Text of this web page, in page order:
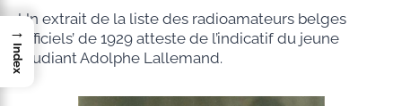
Un extrait de la liste des radioamateurs belges
‘officiels’ de 1929 atteste de l’indicatif du jeune
étudiant Adolphe Lallemand.
→
Index